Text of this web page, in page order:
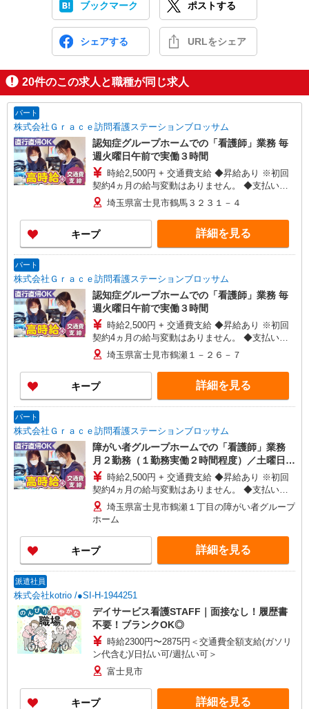
ブックマーク ポストする
シェアする URLをシェア
20件のこの求人と職種が同じ求人
パート
株式会社Ｇｒａｃｅ訪問看護ステーションブロッサム
認知症グループホームでの「看護師」業務 毎
週火曜日午前で実働３時間
時給2,500円 + 交通費支給 ◆昇給あり ※初回
契約4ヵ月の給与変動はありません。 ◆支払い方
法：月1回 ◆交通費:一部支給 ※直行直帰OK
埼玉県富士見市鶴馬３２３１－４
キープ 詳細を見る
パート
株式会社Ｇｒａｃｅ訪問看護ステーションブロッサム
認知症グループホームでの「看護師」業務 毎
週火曜日午前で実働３時間
時給2,500円 + 交通費支給 ◆昇給あり ※初回
契約4ヵ月の給与変動はありません。 ◆支払い方
法：月1回 ◆交通費:一部支給 ※直行直帰OK
埼玉県富士見市鶴瀬１－２６－７
キープ 詳細を見る
パート
株式会社Ｇｒａｃｅ訪問看護ステーションブロッサム
障がい者グループホームでの「看護師」業務
月２勤務（１勤務実働２時間程度）／土曜日や
日曜日等
時給2,500円 + 交通費支給 ◆昇給あり ※初回
契約4ヵ月の給与変動はありません。 ◆支払い方
法：月1回 ◆交通費:一部支給 ※直行直帰OK
埼玉県富士見市鶴瀬１丁目の障がい者グループ
ホーム
キープ 詳細を見る
派遣社員
株式会社kotrio /●SI-H-1944251
デイサービス看護STAFF｜面接なし！履歴書
不要！ブランクOK◎
時給2300円〜2875円＜交通費全額支給(ガソリ
ン代含む)/日払い可/週払い可＞
富士見市
キープ 詳細を見る